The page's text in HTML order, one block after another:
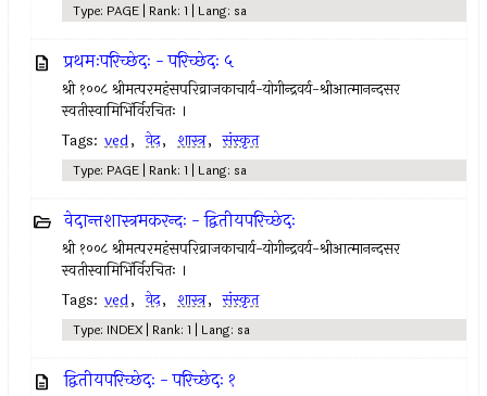
Type: PAGE | Rank: 1 | Lang: sa
प्रथमःपरिच्छेदः - परिच्छेदः ५
श्री १००८ श्रीमत्परमहंसपरिव्राजकाचार्य-योगीन्द्रवर्य-श्रीआत्मानन्दसर
स्वतीस्वामिभिंर्विरचितः ।
Tags: ved, वेद, शास्त्र, संस्कृत
Type: PAGE | Rank: 1 | Lang: sa
वेदान्तशास्त्रमकरन्दः - द्वितीयपरिच्छेदः
श्री १००८ श्रीमत्परमहंसपरिव्राजकाचार्य-योगीन्द्रवर्य-श्रीआत्मानन्दसर
स्वतीस्वामिभिंर्विरचितः ।
Tags: ved, वेद, शास्त्र, संस्कृत
Type: INDEX | Rank: 1 | Lang: sa
द्वितीयपरिच्छेदः - परिच्छेदः १